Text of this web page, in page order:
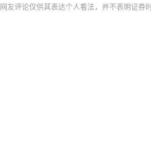
网友评论仅供其表达个人看法，并不表明证券